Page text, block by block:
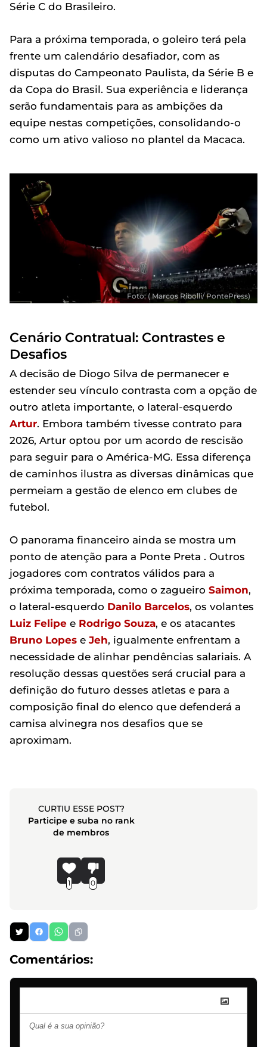
Série C do Brasileiro.
Para a próxima temporada, o goleiro terá pela
frente um calendário desafiador, com as
disputas do Campeonato Paulista, da Série B e
da Copa do Brasil. Sua experiência e liderança
serão fundamentais para as ambições da
equipe nestas competições, consolidando-o
como um ativo valioso no plantel da Macaca.
Foto: ( Marcos Ribolli/ PontePress)
Cenário Contratual: Contrastes e
Desafios
A decisão de Diogo Silva de permanecer e
estender seu vínculo contrasta com a opção de
outro atleta importante, o lateral-esquerdo
Artur. Embora também tivesse contrato para
2026, Artur optou por um acordo de rescisão
para seguir para o América-MG. Essa diferença
de caminhos ilustra as diversas dinâmicas que
permeiam a gestão de elenco em clubes de
futebol.
O panorama financeiro ainda se mostra um
ponto de atenção para a Ponte Preta . Outros
jogadores com contratos válidos para a
próxima temporada, como o zagueiro Saimon,
o lateral-esquerdo Danilo Barcelos, os volantes
Luiz Felipe e Rodrigo Souza, e os atacantes
Bruno Lopes e Jeh, igualmente enfrentam a
necessidade de alinhar pendências salariais. A
resolução dessas questões será crucial para a
definição do futuro desses atletas e para a
composição final do elenco que defenderá a
camisa alvinegra nos desafios que se
aproximam.
CURTIU ESSE POST?
Participe e suba no rank
de membros
1 0
Comentários: